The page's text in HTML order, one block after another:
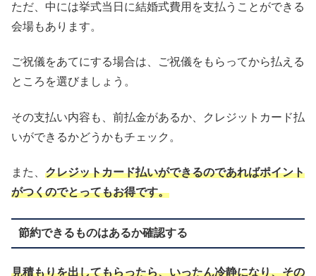
ただ、中には挙式当日に結婚式費用を支払うことができる
会場もあります。
ご祝儀をあてにする場合は、ご祝儀をもらってから払える
ところを選びましょう。
その支払い内容も、前払金があるか、クレジットカード払
いができるかどうかもチェック。
また、 クレジットカード払いができるのであればポイント
がつくのでとってもお得です。
節約できるものはあるか確認する
見積もりを出してもらったら、いったん冷静になり、その